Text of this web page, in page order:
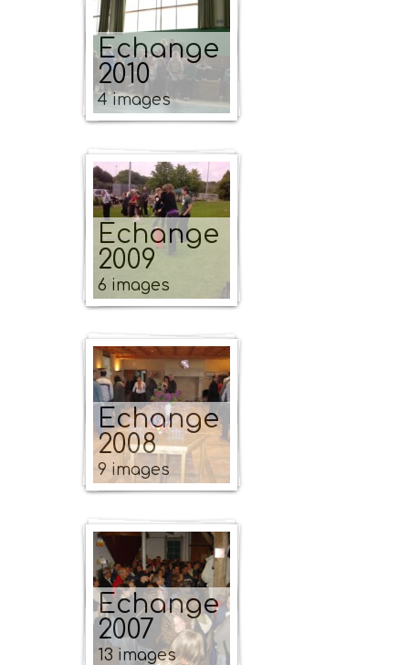
Echange
2010
4 images
Echange
2009
6 images
Echange
2008
9 images
Echange
2007
13 images